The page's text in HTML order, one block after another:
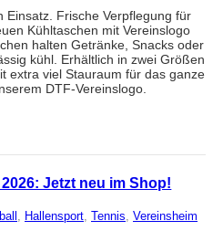
Einsatz. Frische Verpflegung für
Kühltaschen mit Vereinslogo
halten Getränke, Snacks oder
kühl. Erhältlich in zwei Größen
extra viel Stauraum für das ganze
DTF-Vereinslogo.
Jetzt neu im Shop!
Hallensport Tennis Vereinsheim